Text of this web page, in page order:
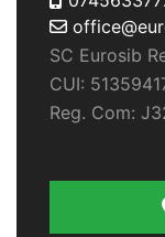
SC Eurosib
CUI:
Reg. Com: